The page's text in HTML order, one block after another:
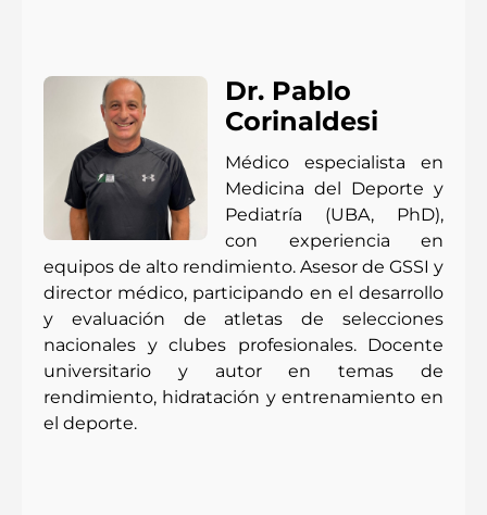
Dr. Pablo
Corinaldesi
Médico especialista en
Medicina del Deporte y
Pediatría (UBA, PhD),
con experiencia en
equipos de alto rendimiento. Asesor de GSSI y
director médico, participando en el desarrollo
y evaluación de atletas de selecciones
nacionales y clubes profesionales. Docente
universitario y autor en temas de
rendimiento, hidratación y entrenamiento en
el deporte.